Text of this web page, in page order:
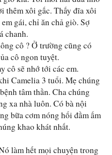
thêm xôi gấc. Thấy đĩa xôi
gái, chỉ ăn chả giò. Sợ
chanh.
cô ? Ở trường cũng có
cô ngon tuyệt.
cô sẽ nhớ tới các em.
Camelia 3 tuổi. Mẹ chúng
tâm thần. Cha chúng
xa nhà luôn. Có bà nội
bữa cơm nóng hổi đầm ấm
khao khát nhất.
làm hết mọi chuyện trong